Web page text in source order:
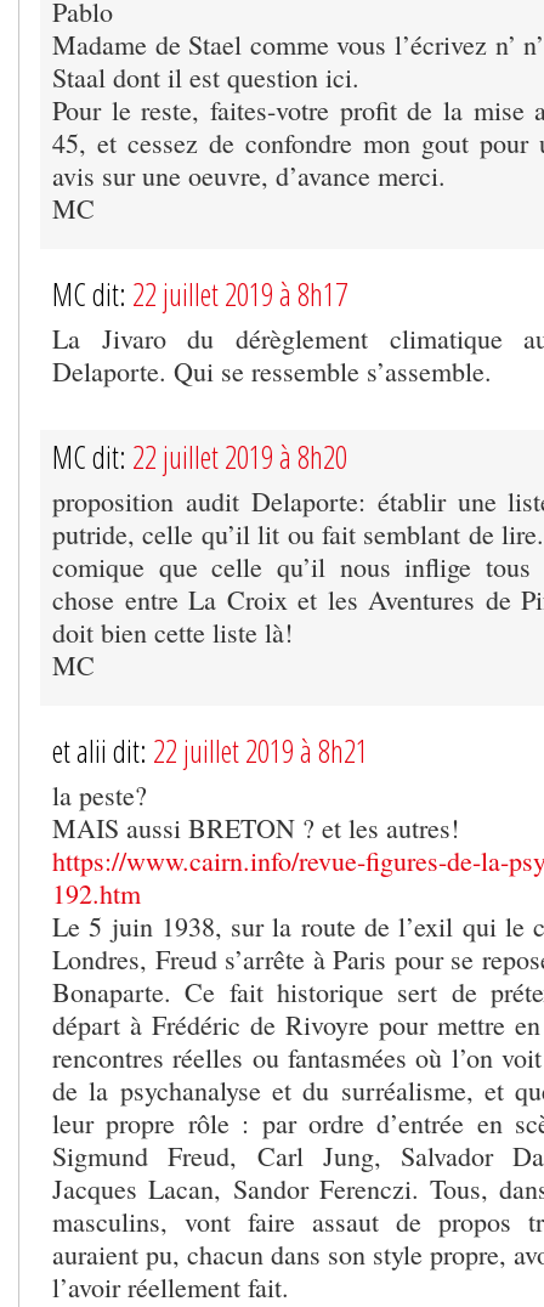
Pablo
Madame de Stael comme vous l’écrivez n’
Staal dont il est question ici.
Pour le reste, faites-votre profit de la mise
45, et cessez de confondre mon gout pour
avis sur une oeuvre, d’avance merci.
MC
MC dit: 22 juillet 2019 à 8h17
La Jivaro du dérèglement climatique
Delaporte. Qui se ressemble s’assemble.
MC dit: 22 juillet 2019 à 8h20
proposition audit Delaporte: établir une
putride, celle qu’il lit ou fait semblant de
comique que celle qu’il nous inflige tous
chose entre La Croix et les Aventures de
doit bien cette liste là!
MC
et alii dit: 22 juillet 2019 à 8h21
la peste?
MAIS aussi BRETON ? et les autres!
https://www.cairn.info/revue-figures-de-la-
192.htm
Le 5 juin 1938, sur la route de l’exil qui le
Londres, Freud s’arrête à Paris pour se
Bonaparte. Ce fait historique sert de
départ à Frédéric de Rivoyre pour mettre
rencontres réelles ou fantasmées où l’on
de la psychanalyse et du surréalisme, et
leur propre rôle : par ordre d’entrée en
Sigmund Freud, Carl Jung, Salvador
Jacques Lacan, Sandor Ferenczi. Tous,
masculins, vont faire assaut de propos
auraient pu, chacun dans son style propre,
l’avoir réellement fait.